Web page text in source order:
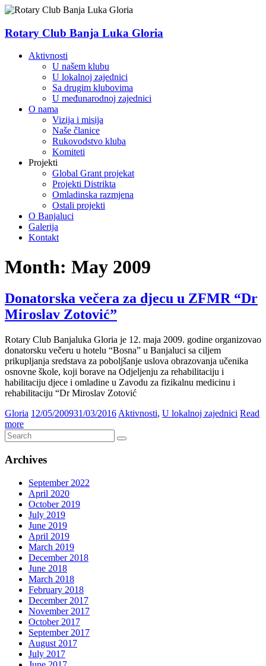
Skip
content
Rotary Club Banja Luka Gloria
Menu
Aktivnosti
U našem klubu
U lokalnoj zajednici
Sa drugim klubovima
U međunarodnoj zajednici
O nama
Vizija i misija
Naše članice
Rukovodstvo kluba
Komiteti
Projekti
Global Grant projekat
Projekti Distrikta
Omladinska razmjena
Ostali projekti
O Banjaluci
Galerija
Kontakt
Month: May 2009
Donatorska večera za djecu u ZFMR “Dr
Miroslav Zotović”
Rotary Club Banjaluka Gloria je 12. maja 2009. godine organizovao
donatorsku večeru u hotelu “Bosna” u Banjaluci sa ciljem
prikupljanja sredstava za poboljšanje uslova obrazovanja učenika
osnovne škole, koji borave na Odjeljenju za rehabilitaciju i
habilitaciju djece i omladine u Zavodu za fizikalnu medicinu i
rehabilitaciju “Dr Miroslav Zotović
Gloria 12/05/200931/03/2016 Aktivnosti, U lokalnoj zajednici Read
more
Archives
September 2022
April 2020
October 2019
July 2019
June 2019
April 2019
March 2019
December 2018
June 2018
March 2018
February 2018
December 2017
November 2017
October 2017
September 2017
August 2017
July 2017